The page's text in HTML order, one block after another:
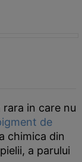
in care nu
de
chimica din
a parului